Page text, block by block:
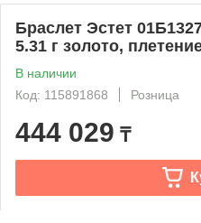
Браслет Эстет
5.31 г золото,
В наличии
Код: 115891868
Розница
444 029 ₸